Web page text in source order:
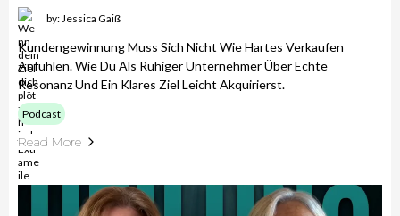
by: Jessica Gaiß
Kundengewinnung Muss Sich Nicht Wie Hartes Verkaufen
Anfühlen. Wie Du Als Ruhiger Unternehmer Über Echte
Resonanz Und Ein Klares Ziel Leicht Akquirierst.
Podcast
Read More